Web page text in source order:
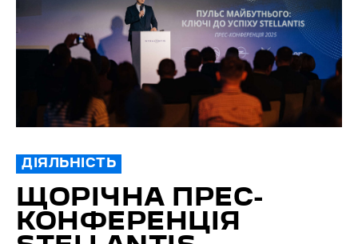
ДІЯЛЬНІСТЬ
ЩОРІЧНА ПРЕС-
КОНФЕРЕНЦІЯ